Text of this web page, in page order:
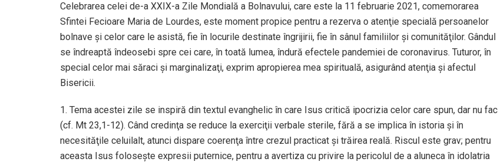
Celebrarea celei de-a XXIX-a Zile Mondială a Bolnavului, care este la 11 februarie 2021, comemorarea
Sfintei Fecioare Maria de Lourdes, este moment propice pentru a rezerva o atenţie specială persoanelor
bolnave şi celor care le asistă, fie în locurile destinate îngrijirii, fie în sânul familiilor şi comunităţilor. Gândul
se îndreaptă îndeosebi spre cei care, în toată lumea, îndură efectele pandemiei de coronavirus. Tuturor, în
special celor mai săraci şi marginalizaţi, exprim apropierea mea spirituală, asigurând atenţia şi afectul
Bisericii.
1. Tema acestei zile se inspiră din textul evanghelic în care Isus critică ipocrizia celor care spun, dar nu fac
(cf. Mt 23,1-12). Când credinţa se reduce la exerciţii verbale sterile, fără a se implica în istoria şi în
necesităţile celuilalt, atunci dispare coerenţa între crezul practicat şi trăirea reală. Riscul este grav; pentru
aceasta Isus foloseşte expresii puternice, pentru a avertiza cu privire la pericolul de a aluneca în idolatria